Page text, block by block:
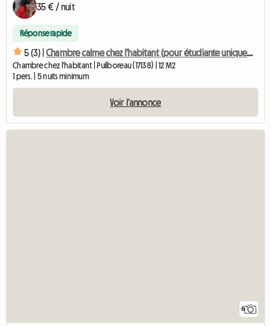
35 € / nuit
Réponse rapide
5 (3) | Chambre calme chez l'habitant (pour étudiante uniquement)
Chambre chez l'habitant | Puilboreau (17138) | 12 M2
1 pers. | 5 nuits minimum
Voir l'annonce
6